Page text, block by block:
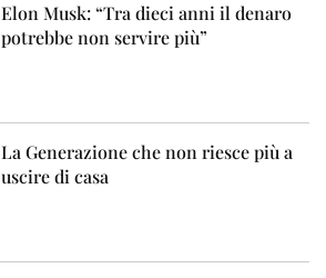
Elon Musk: “Tra dieci anni il denaro
potrebbe non servire più”
La Generazione che non riesce più a
uscire di casa